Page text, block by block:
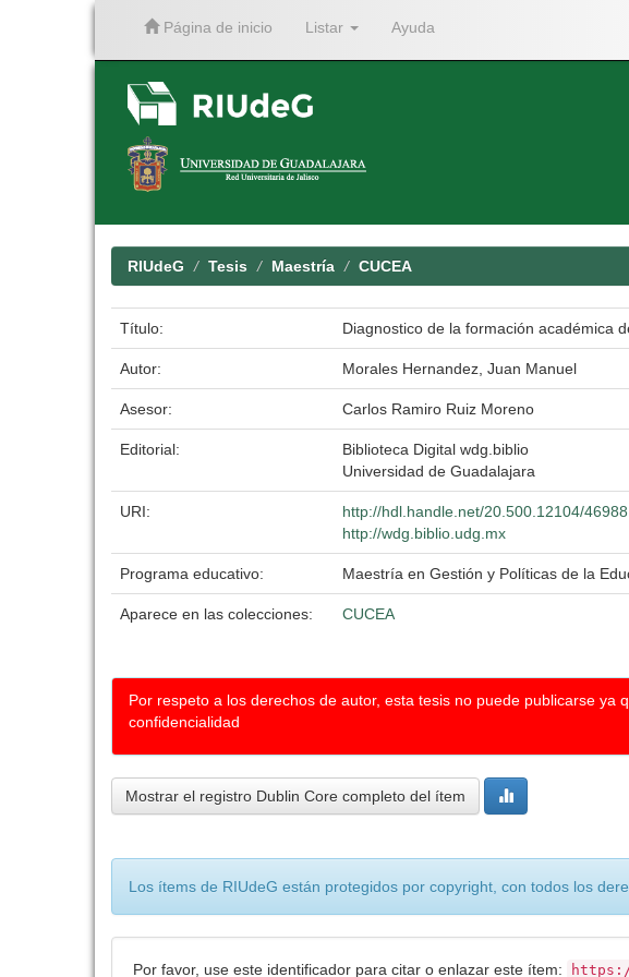
Página de inicio Listar Ayuda
RIUdeG Tesis Maestría CUCEA
Título: Diagnostico de la formación académica
Autor: Morales Hernandez, Juan Manuel
Asesor: Carlos Ramiro Ruiz Moreno
Editorial:
Biblioteca Digital wdg.biblio
Universidad de Guadalajara
URI:
http://hdl.handle.net/20.500.12104/46988
http://wdg.biblio.udg.mx
Programa educativo: Maestría en Gestión y Políticas de la
Aparece en las colecciones: CUCEA
Por respeto a los derechos de autor, esta tesis no puede publicarse
confidencialidad
Mostrar el registro Dublin Core completo del ítem
Los ítems de RIUdeG están protegidos por copyright, con todos los
Por favor, use este identificador para citar o enlazar este ítem: